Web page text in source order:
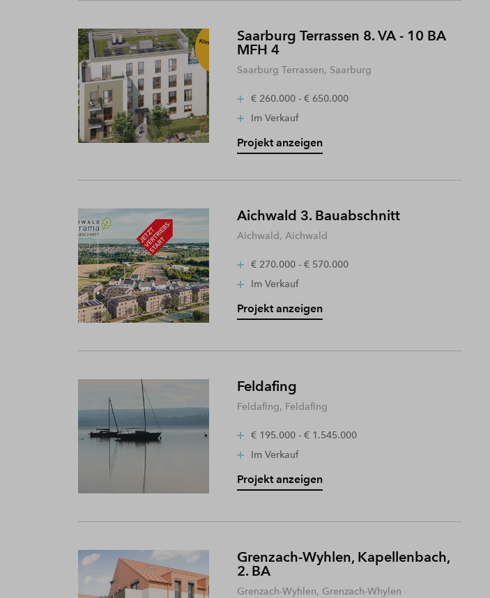
Saarburg Terrassen 8. VA - 10 BA
MFH 4
Saarburg Terrassen, Saarburg
€ 260.000 - € 650.000
Im Verkauf
Projekt anzeigen
Aichwald 3. Bauabschnitt
Aichwald, Aichwald
€ 270.000 - € 570.000
Im Verkauf
Projekt anzeigen
Feldafing
Feldafing, Feldafing
€ 195.000 - € 1.545.000
Im Verkauf
Projekt anzeigen
Grenzach-Wyhlen, Kapellenbach,
2. BA
Grenzach-Wyhlen, Grenzach-Whylen